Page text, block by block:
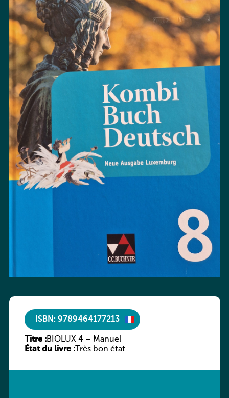
ISBN: 9789464177213
Titre :BIOLUX 4 – Manuel
État du livre :Très bon état